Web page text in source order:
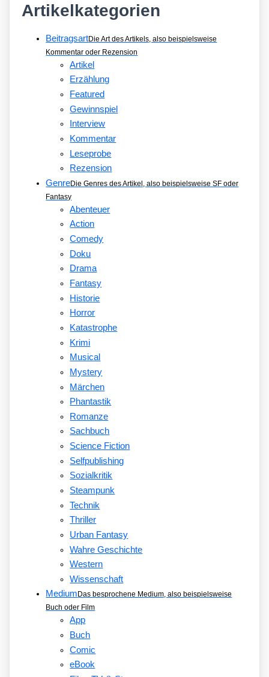
Artikelkategorien
BeitragsartDie Art des Artikels, also beispielsweise
Kommentar oder Rezension
Artikel
Erzählung
Featured
Gewinnspiel
Interview
Kommentar
Leseprobe
Rezension
GenreDie Genres des Artikel, also beispielsweise SF oder
Fantasy
Abenteuer
Action
Comedy
Doku
Drama
Fantasy
Historie
Horror
Katastrophe
Krimi
Musical
Mystery
Märchen
Phantastik
Romanze
Sachbuch
Science Fiction
Selfpublishing
Sozialkritik
Steampunk
Technik
Thriller
Urban Fantasy
Wahre Geschichte
Western
Wissenschaft
Medium Das besprochene Medium, also beispielsweise
Buch oder Film
App
Buch
Comic
eBook